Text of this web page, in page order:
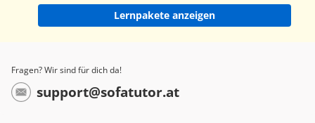
Lernpakete anzeigen
Fragen? Wir sind für dich da!
support@sofatutor.at